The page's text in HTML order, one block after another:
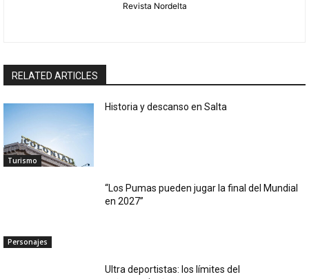
Revista Nordelta
RELATED ARTICLES
Turismo
Historia y descanso en Salta
Personajes
“Los Pumas pueden jugar la final del Mundial
en 2027”
Ultra deportistas: los límites del